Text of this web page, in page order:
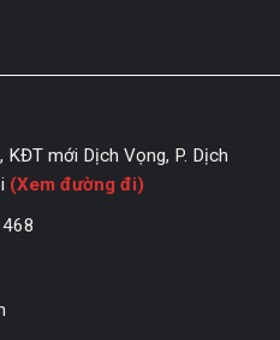
KĐT mới Dịch Vọng, P. Dịch
(Xem đường đi)